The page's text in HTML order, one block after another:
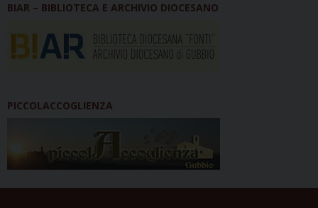
BIAR – BIBLIOTECA E ARCHIVIO DIOCESANO
PICCOLACCOGLIENZA